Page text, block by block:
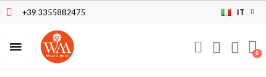
+39 3355882475 IT